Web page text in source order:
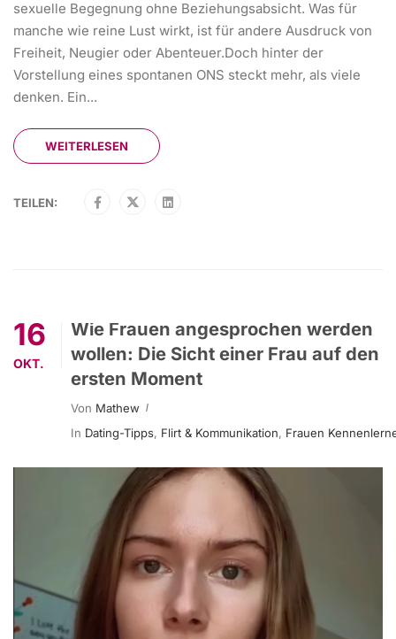
sexuelle Begegnung ohne Beziehungsabsicht. Was für
manche wie reine Lust wirkt, ist für andere Ausdruck von
Freiheit, Neugier oder Abenteuer.Doch hinter der
Vorstellung eines spontanen ONS steckt mehr, als viele
denken. Ein...
WEITERLESEN
TEILEN:
16
OKT.
Wie Frauen angesprochen werden
wollen: Die Sicht einer Frau auf den
ersten Moment
Von Mathew
In Dating-Tipps, Flirt & Kommunikation, Frauen